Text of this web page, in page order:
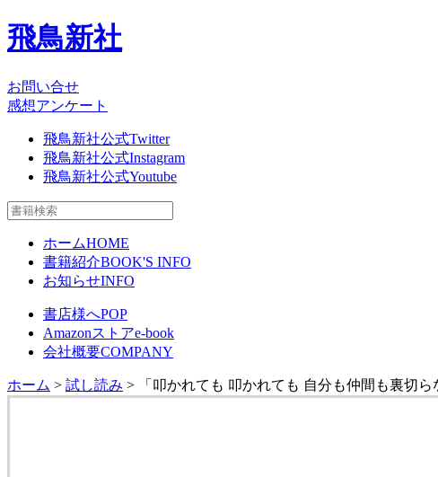
飛鳥新社
お問い合せ
感想アンケート
飛鳥新社公式Twitter
飛鳥新社公式Instagram
飛鳥新社公式Youtube
ホームHOME
書籍紹介BOOK'S INFO
お知らせINFO
書店様へPOP
Amazonストアe-book
会社概要COMPANY
ホーム > 試し読み > 「叩かれても 叩かれても 自分も仲間も裏切